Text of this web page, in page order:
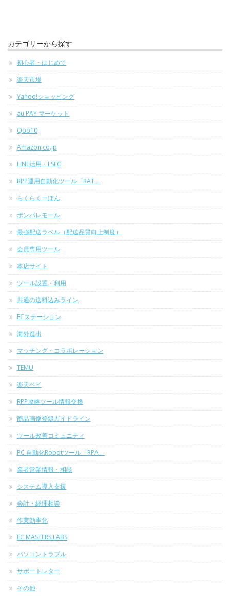
カテゴリーから探す
初心者・はじめて
楽天市場
Yahoo!ショッピング
au PAY マーケット
Qoo10
Amazon.co.jp
LINE活用・LSEG
RPP運用自動化ツール「RAT」
らくらくーぽん
ポンパレモール
最強配送ラベル（配送品質向上制度）
会員専用ツール
本店サイト
ツール設置・利用
共通の送料込みライン
ECステーション
海外進出
マッチング・コラボレーション
TEMU
楽天ペイ
RPP攻略ツール情報交換
商品画像登録ガイドライン
ツール改善コミュニティ
PC 自動化Robotツール「RPA」
業者営業情報・相談
システム導入支援
会計・経理相談
作業効率化
EC MASTERS LABS
パソコントラブル
サポートレター
その他